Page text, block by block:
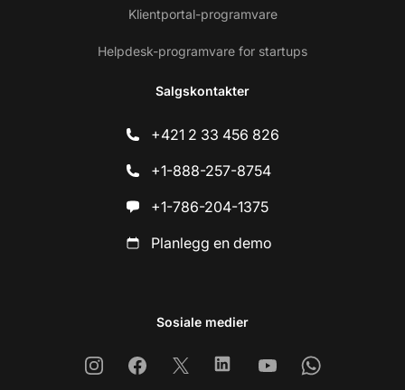
Klientportal-programvare
Helpdesk-programvare for startups
Salgskontakter
+421 2 33 456 826
+1-888-257-8754
+1-786-204-1375
Planlegg en demo
Sosiale medier
InstagramFacebook
X LinkedinYoutubeWhatsapp